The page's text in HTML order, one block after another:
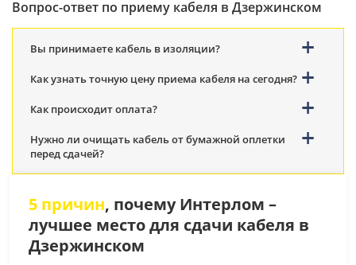
Вопрос-ответ по приему кабеля в Дзержинском
Вы принимаете кабель в изоляции?
Как узнать точную цену приема кабеля на сегодня?
Как происходит оплата?
Нужно ли очищать кабель от бумажной оплетки
перед сдачей?
5 причин, почему Интерлом –
лучшее место для сдачи кабеля в
Дзержинском